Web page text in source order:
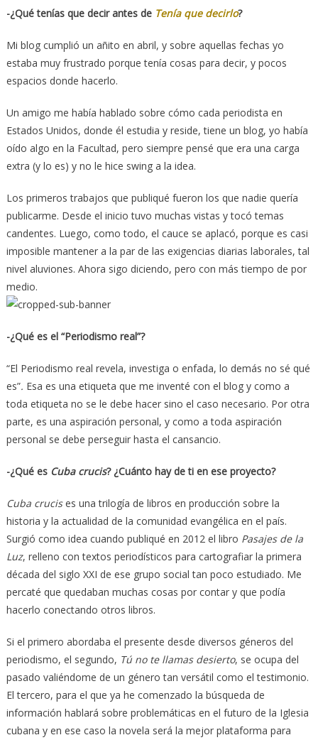
-¿Qué tenías que decir antes de Tenía que decirlo?
Mi blog cumplió un añito en abril, y sobre aquellas fechas yo
estaba muy frustrado porque tenía cosas para decir, y pocos
espacios donde hacerlo.
Un amigo me había hablado sobre cómo cada periodista en
Estados Unidos, donde él estudia y reside, tiene un blog, yo había
oído algo en la Facultad, pero siempre pensé que era una carga
extra (y lo es) y no le hice swing a la idea.
Los primeros trabajos que publiqué fueron los que nadie quería
publicarme. Desde el inicio tuvo muchas vistas y tocó temas
candentes. Luego, como todo, el cauce se aplacó, porque es casi
imposible mantener a la par de las exigencias diarias laborales, tal
nivel aluviones. Ahora sigo diciendo, pero con más tiempo de por
medio.
-¿Qué es el “Periodismo real”?
“El Periodismo real revela, investiga o enfada, lo demás no sé qué
es”. Esa es una etiqueta que me inventé con el blog y como a
toda etiqueta no se le debe hacer sino el caso necesario. Por otra
parte, es una aspiración personal, y como a toda aspiración
personal se debe perseguir hasta el cansancio.
-¿Qué es Cuba crucis? ¿Cuánto hay de ti en ese proyecto?
Cuba crucises una trilogía de libros en producción sobre la
historia y la actualidad de la comunidad evangélica en el país.
Surgió como idea cuando publiqué en 2012 el libro Pasajes de la
Luz, relleno con textos periodísticos para cartografiar la primera
década del siglo XXI de ese grupo social tan poco estudiado. Me
percaté que quedaban muchas cosas por contar y que podía
hacerlo conectando otros libros.
Si el primero abordaba el presente desde diversos géneros del
periodismo, el segundo, Tú no te llamas desierto, se ocupa del
pasado valiéndome de un género tan versátil como el testimonio.
El tercero, para el que ya he comenzado la búsqueda de
información hablará sobre problemáticas en el futuro de la Iglesia
cubana y en ese caso la novela será la mejor plataforma para